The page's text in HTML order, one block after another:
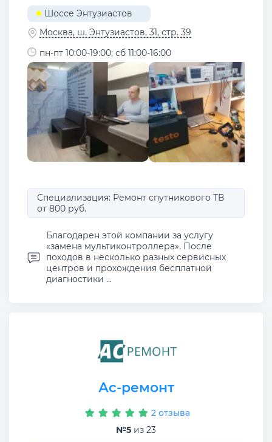
Шоссе Энтузиастов
Москва, ш. Энтузиастов, 31, стр. 39
пн-пт 10:00-19:00; сб 11:00-16:00
Специализация: Ремонт спутникового ТВ
от 800 руб.
Благодарен этой компании за услугу
«замена мультиконтроллера». После
походов в несколько разных сервисных
центров и прохождения бесплатной
диагностики ...
Ас-ремонт
2 отзыва
№5 из 23